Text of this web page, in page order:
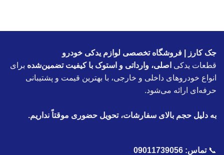
جک کارز | فروشگاه تخصصی لوازم یدکی خودرو
قطعات یدکی اصلی، وارداتی و استوک با کیفیت تضمین‌شده برای
انواع خودروهای داخلی و خارجی، با بهترین قیمت و پشتیبانی
حرفه‌ای ارائه می‌شود.
به دلیل حجم بالای سفارشات، تحویل حضوری موقتاً نداریم.
📞تماس: 09011739056